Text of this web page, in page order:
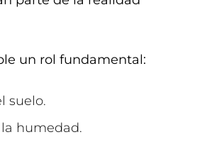
un rol fundamental:
suelo.
humedad.